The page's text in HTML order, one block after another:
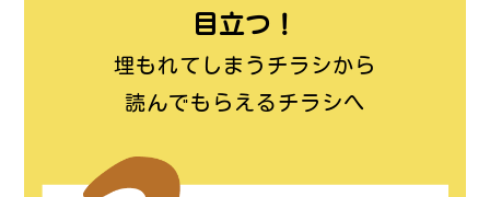
目立つ！
埋もれてしまうチラシから
読んでもらえるチラシへ